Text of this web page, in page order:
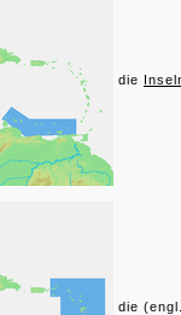
die
die